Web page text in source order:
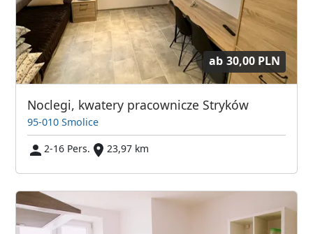
ab 30,00 PLN
Noclegi, kwatery pracownicze Stryków
95-010 Smolice
2-16 Pers.
23,97 km